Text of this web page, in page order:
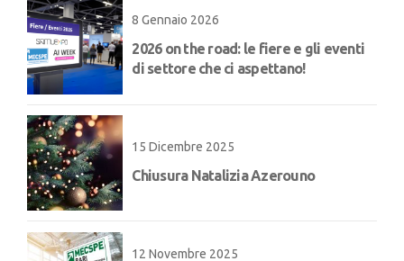
8 Gennaio 2026
2026 on the road: le fiere e gli eventi
di settore che ci aspettano!
15 Dicembre 2025
Chiusura Natalizia Azerouno
12 Novembre 2025